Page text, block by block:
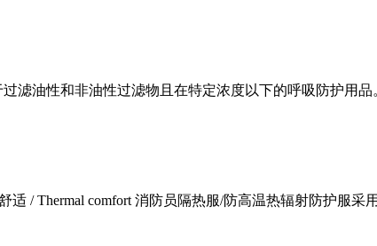
滤油性和非油性过滤物且在特定浓度以下的呼吸防护用
/ Thermal comfort 消防员隔热服/防高温热辐射防护服